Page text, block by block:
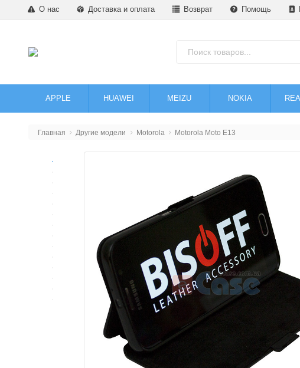
О нас Доставка и оплата Возврат Помощь
APPLE HUAWEI MEIZU NOKIA
Главная Другие модели Motorola Motorola Moto E13